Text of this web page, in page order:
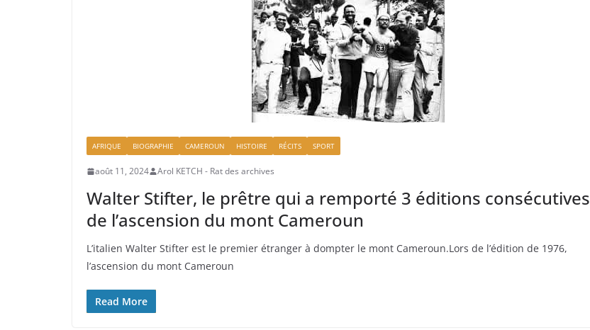
AFRIQUE BIOGRAPHIE CAMEROUN HISTOIRE RÉCITS SPORT
août 11, 2024 Arol KETCH - Rat des archives
Walter Stifter, le prêtre qui a remporté 3 éditions consécutives
de l’ascension du mont Cameroun
L’italien Walter Stifter est le premier étranger à dompter le mont Cameroun.Lors de l’édition de 1976,
l’ascension du mont Cameroun
Read More